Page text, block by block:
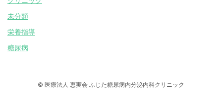
未分類
栄養指導
糖尿病
© 医療法人 恵実会 ふじた糖尿病内分泌内科クリニック